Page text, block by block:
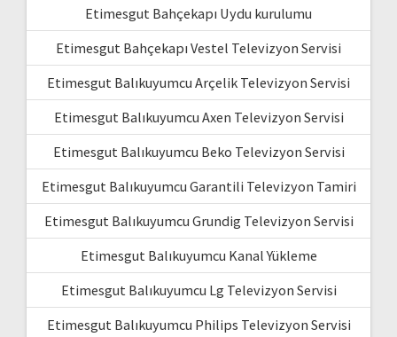
Etimesgut Bahçekapı Uydu kurulumu
Etimesgut Bahçekapı Vestel Televizyon Servisi
Etimesgut Balıkuyumcu Arçelik Televizyon Servisi
Etimesgut Balıkuyumcu Axen Televizyon Servisi
Etimesgut Balıkuyumcu Beko Televizyon Servisi
Etimesgut Balıkuyumcu Garantili Televizyon Tamiri
Etimesgut Balıkuyumcu Grundig Televizyon Servisi
Etimesgut Balıkuyumcu Kanal Yükleme
Etimesgut Balıkuyumcu Lg Televizyon Servisi
Etimesgut Balıkuyumcu Philips Televizyon Servisi